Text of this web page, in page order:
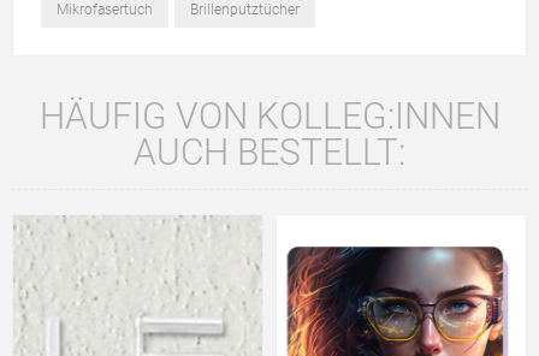
Mikrofasertuch Brillenputztücher
HÄUFIG VON KOLLEG:INNEN
AUCH BESTELLT: